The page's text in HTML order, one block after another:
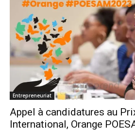
Entrepreneuriat
Appel à candidatures au
International, Orange